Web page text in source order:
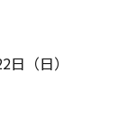
（日）